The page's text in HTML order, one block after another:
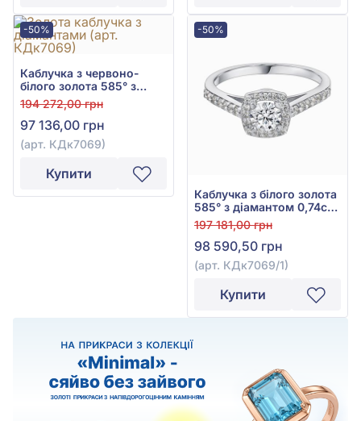
-50%
Каблучка з червоно-
білого золота 585° з
діамантом 0,75ct, арт.
КДк7069
194 272,00 грн
97 136,00 грн
(арт. КДк7069)
Купити
-50%
Каблучка з білого золота
585° з діамантом 0,74ct,
арт. КДк7069/1
197 181,00 грн
98 590,50 грн
(арт. КДк7069/1)
Купити